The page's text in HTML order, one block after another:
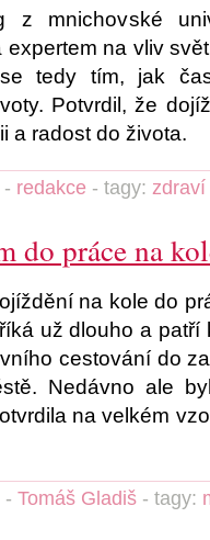
z mnichovské
expertem na vliv
tedy tím, jak
Potvrdil, že
a radost do života.
- redakce - tagy: zdraví
do práce na
na kole do
už dlouho a patří
cestování do
Nedávno ale
na velkém
- Tomáš Gladiš - tagy: